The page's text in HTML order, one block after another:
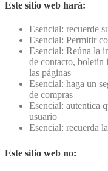
Este sitio web hará:
Esencial: recuerde
Esencial: Permitir
Esencial: Reúna la
de contacto, boletín
las páginas
Esencial: haga un
de compras
Esencial: autentica
usuario
Esencial: recuerda
Este sitio web no: